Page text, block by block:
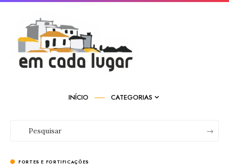
INÍCIO CATEGORIAS
FORTES E FORTIFICAÇÕES